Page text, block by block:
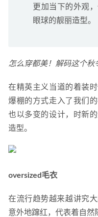
更加当下的外观
眼球的靓丽造型。
怎么穿都美！解码这个秋
在精英主义当道的着装
爆棚的方式走入了我们
也以多变的设计，时新
造型。
oversized毛衣
在流行趋势越来越讲究
意外地蹿红，代表着自然
炒到了27万！Travis
2021-05-31